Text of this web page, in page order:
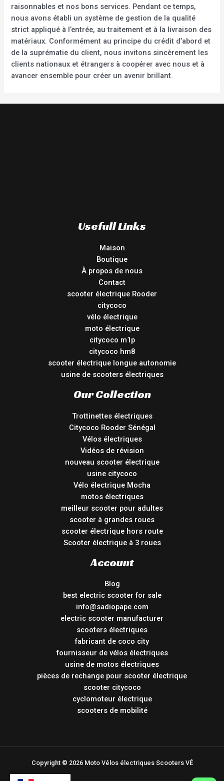
raisonnables et nos bons services. Pendant ce temps,
nous avons établi un système de gestion de la qualité
strict appliqué à l’entrée, au traitement et à la livraison des
matériaux. Conformément au principe du crédit d’abord et
de la suprématie du client, nous invitons sincèrement les
clients nationaux et étrangers à coopérer avec nous et à
avancer ensemble pour créer un avenir brillant.
Usefull Links
Maison
Boutique
À propos de nous
Contact
scooter électrique Rooder
citycoco
vélo électrique
moto électrique
citycoco m1p
citycoco hm8
scooter électrique longue autonomie
usine de scooters électriques
Our Collection
Trottinettes électriques
Citycoco Rooder Sénégal
Vélos électriques
Vidéos de révision
nouveau scooter électrique
usine citycoco
Vélo électrique Mocha
motos électriques
meilleur scooter pour adultes
scooter à grandes roues
scooter électrique hors route
Scooter électrique à 3 roues
Account
Blog
best electric scooter for sale
info@sadiopape.com
electric scooter manufacturer
scooters électriques
fabricant de coco city
fournisseur de vélos électriques
usine de motos électriques
pièces de rechange pour scooter électrique
scooter citycoco
cyclomoteur électrique
scooters de mobilité
Copyright © 2026 Moto Vélos électriques Scooters VÉ